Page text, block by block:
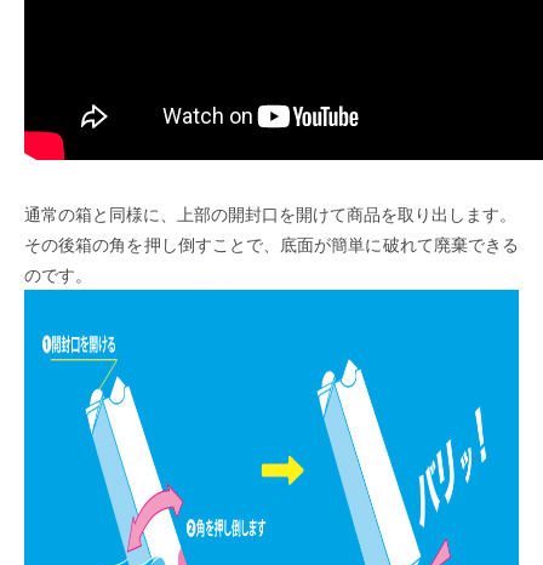
通常の箱と同様に、上部の開封口を開けて商品を取り出します。
その後箱の角を押し倒すことで、底面が簡単に破れて廃棄できる
のです。